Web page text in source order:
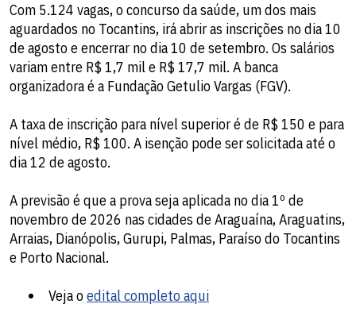
Com 5.124 vagas, o concurso da saúde, um dos mais
aguardados no Tocantins, irá abrir as inscrições no dia 10
de agosto e encerrar no dia 10 de setembro. Os salários
variam entre R$ 1,7 mil e R$ 17,7 mil. A banca
organizadora é a Fundação Getulio Vargas (FGV).
A taxa de inscrição para nível superior é de R$ 150 e para
nível médio, R$ 100. A isenção pode ser solicitada até o
dia 12 de agosto.
A previsão é que a prova seja aplicada no dia 1º de
novembro de 2026 nas cidades de Araguaína, Araguatins,
Arraias, Dianópolis, Gurupi, Palmas, Paraíso do Tocantins
e Porto Nacional.
Veja oedital completo aqui